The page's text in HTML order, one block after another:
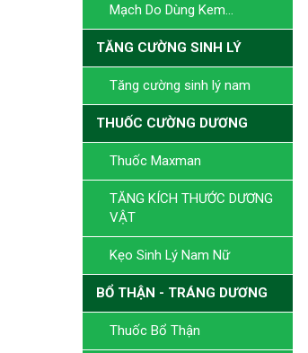
Mạch Do Dùng Kem...
TĂNG CƯỜNG SINH LÝ
Tăng cường sinh lý nam
THUỐC CƯỜNG DƯƠNG
Thuốc Maxman
TĂNG KÍCH THƯỚC DƯƠNG
VẬT
Kẹo Sinh Lý Nam Nữ
BỔ THẬN - TRÁNG DƯƠNG
Thuốc Bổ Thận